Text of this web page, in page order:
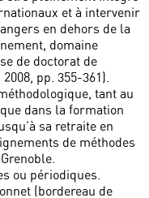
et à intervenir
en dehors de la
domaine
de doctorat de
pp. 355-361).
tant au
dans la formation
sa retraite en
de méthodes
ou périodiques.
(bordereau de